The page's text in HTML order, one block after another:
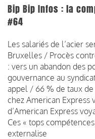
Bip Bip Infos : la
#64
Les salariés de l’acier
Bruxelles / Procès
: vers un abandon des
gouvernance au
appel / 66 % de taux
chez American Express
d’American Express
Ces « tops
externalise